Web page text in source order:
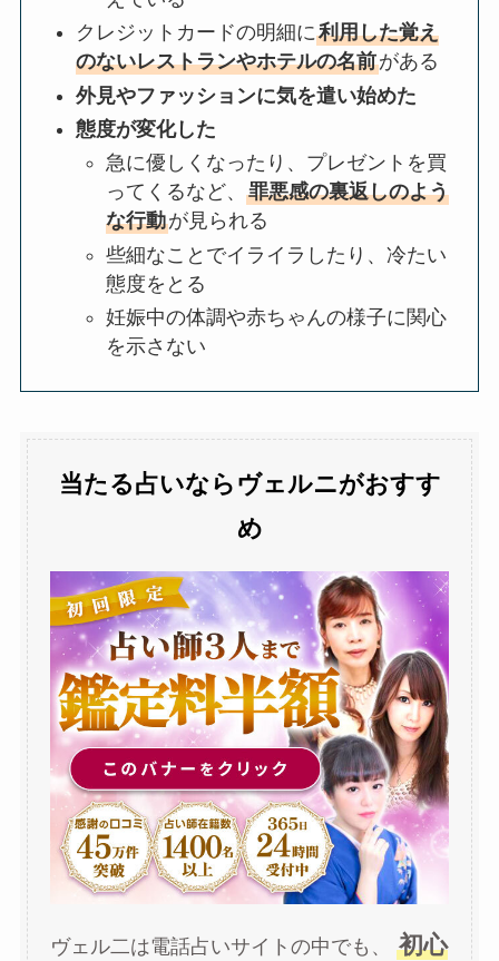
クレジットカードの明細に利用した覚え
のないレストランやホテルの名前がある
外見やファッションに気を遣い始めた
態度が変化した
急に優しくなったり、プレゼントを買
ってくるなど、罪悪感の裏返しのよう
な行動が見られる
些細なことでイライラしたり、冷たい
態度をとる
妊娠中の体調や赤ちゃんの様子に関心
を示さない
当たる占いならヴェルニがおすす
め
ヴェル二は電話占いサイトの中でも、 初心